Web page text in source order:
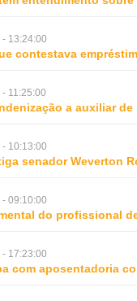
13:24:00
contestava
11:25:00
a auxiliar
10:13:00
senador Weverton
09:10:00
do profissional
17:23:00
com aposentadoria